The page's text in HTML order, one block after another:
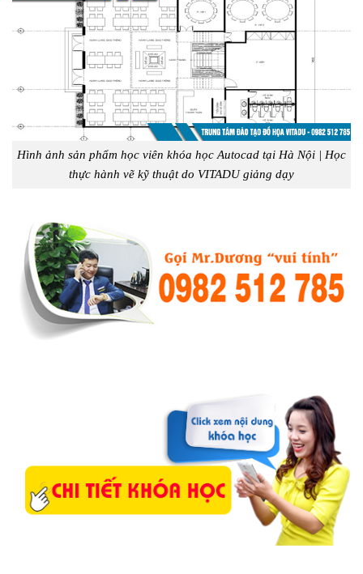
Hình ảnh sản phẩm học viên khóa học Autocad tại Hà Nội | Học
thực hành vẽ kỹ thuật do VITADU giảng dạy